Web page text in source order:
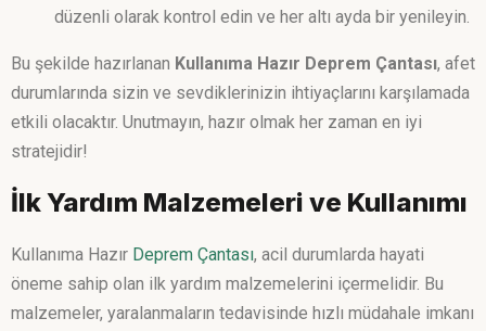
düzenli olarak kontrol edin ve her altı ayda bir yenileyin.
Bu şekilde hazırlanan Kullanıma Hazır Deprem Çantası, afet
durumlarında sizin ve sevdiklerinizin ihtiyaçlarını karşılamada
etkili olacaktır. Unutmayın, hazır olmak her zaman en iyi
stratejidir!
İlk Yardım Malzemeleri ve Kullanımı
Kullanıma Hazır Deprem Çantası, acil durumlarda hayati
öneme sahip olan ilk yardım malzemelerini içermelidir. Bu
malzemeler, yaralanmaların tedavisinde hızlı müdahale imkanı